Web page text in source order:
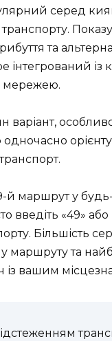
серед
та
інтегрований із
мережею.
варіант,
й маршрут у
введіть «49» або
Більшість
маршруту та
із вашим